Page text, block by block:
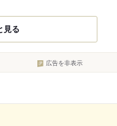
見る
広告を非表示